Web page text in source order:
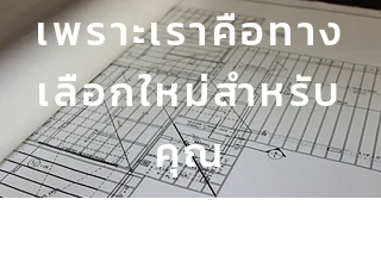
เพราะเราคือทาง
เลือกใหม่สำหรับ
คุณ